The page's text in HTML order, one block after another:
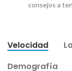
consejos a
Velocidad
Demografía